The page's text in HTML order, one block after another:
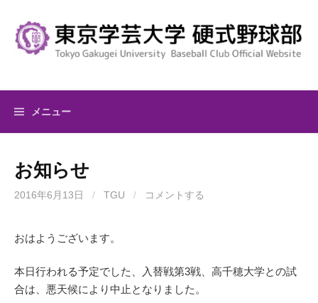
キ
メニュー
お知らせ
2016年6月13日 / TGU / コメントする
おはようございます。
本日行われる予定でした、入替戦第3戦、高千穂大学との試
合は、悪天候により中止となりました。